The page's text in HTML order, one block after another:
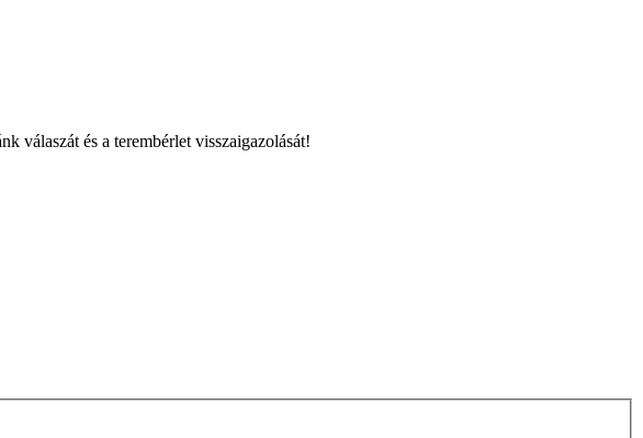
válaszát és a terembérlet visszaigazolását!